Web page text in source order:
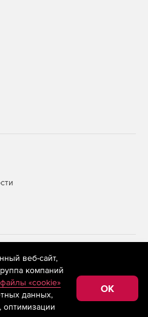
данных в ДМЗ, а также
U MFT Server подключается
Serv-U MFT Server.
Server находится на другой
store.softline.ru применяются
(информационные технологии
на основе сбора,
относящихся к
сети «Интернет»,
Российской Федерации)
веб-сайт,
компаний
«cookie»
данных,
оптимизации
OK